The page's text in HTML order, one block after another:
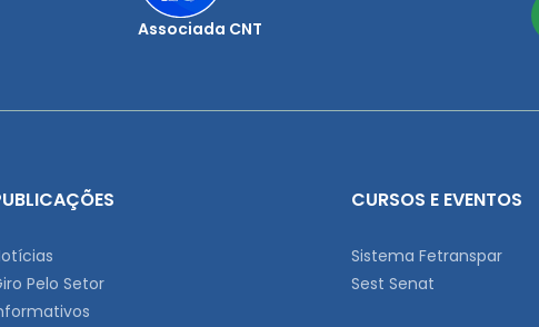
Associada CNT
Pelo Setor
CURSOS E EVENTOS
Sistema Fetranspar
Sest Senat